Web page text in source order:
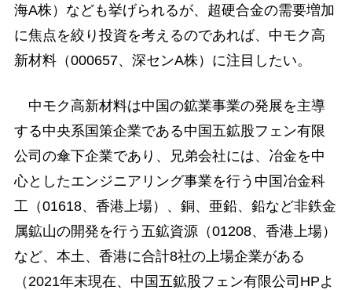
海A株）なども挙げられるが、超硬合金の需要増加
に焦点を絞り投資を考えるのであれば、中モク高
新材料（000657、深センA株）に注目したい。
中モク高新材料は中国の鉱業事業の発展を主導
する中央系国策企業である中国五鉱股フェン有限
公司の傘下企業であり、兄弟会社には、冶金を中
心としたエンジニアリング事業を行う中国冶金科
工（01618、香港上場）、銅、亜鉛、鉛など非鉄金
属鉱山の開発を行う五鉱資源（01208、香港上場）
など、本土、香港に合計8社の上場企業がある
（2021年末現在、中国五鉱股フェン有限公司HPよ